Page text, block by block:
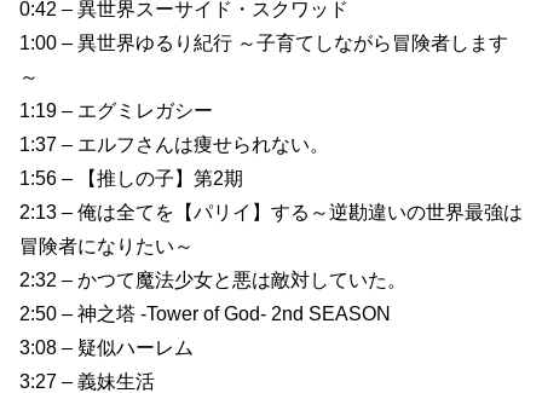
0:42 – 異世界スーサイド・スクワッド
1:00 – 異世界ゆるり紀行 ～子育てしながら冒険者します
～
1:19 – エグミレガシー
1:37 – エルフさんは痩せられない。
1:56 – 【推しの子】第2期
2:13 – 俺は全てを【パリイ】する～逆勘違いの世界最強は
冒険者になりたい～
2:32 – かつて魔法少女と悪は敵対していた。
2:50 – 神之塔 -Tower of God- 2nd SEASON
3:08 – 疑似ハーレム
3:27 – 義妹生活